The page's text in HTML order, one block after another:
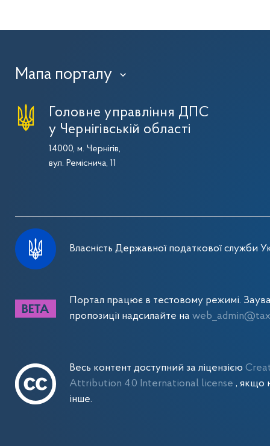
Мапа порталу ›
Головне управління ДПС
у Чернігівській області
14000, м. Чернігів,
вул. Реміснича, 11
Власність Державної податкової служби
Портал працює в тестовому режимі.
пропозиції надсилайте на
Весь контент доступний за ліцензією
Attribution 4.0 International license , якщо
інше.